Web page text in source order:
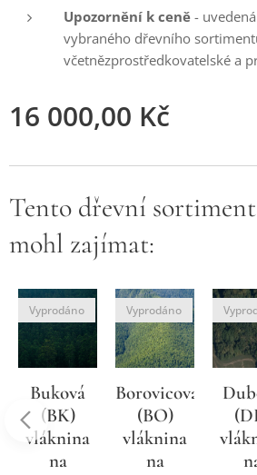
Upozornění k ceně -
vybraného dřevního
včetnězprostředkovatelské a
16 000,00 Kč
Tento dřevní
mohl zajímat:
Buková
(BK)
vláknina
na
Vyprodáno
Borovicová
(BO)
vláknina
na
Vyprodáno